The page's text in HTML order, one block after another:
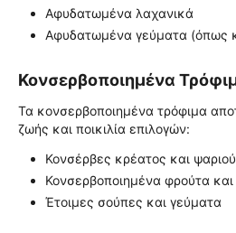
Αφυδατωμένα λαχανικά
Αφυδατωμένα γεύματα (όπως
Κονσερβοποιημένα
Τα κονσερβοποιημένα τρόφιμα
ζωής και ποικιλία επιλογών:
Κονσέρβες κρέατος και
Κονσερβοποιημένα φρούτα
Έτοιμες σούπες και γεύματα